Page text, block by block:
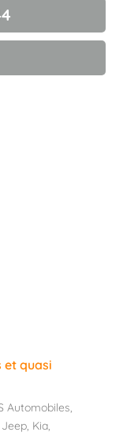
et quasi
Automobiles,
Jeep, Kia,